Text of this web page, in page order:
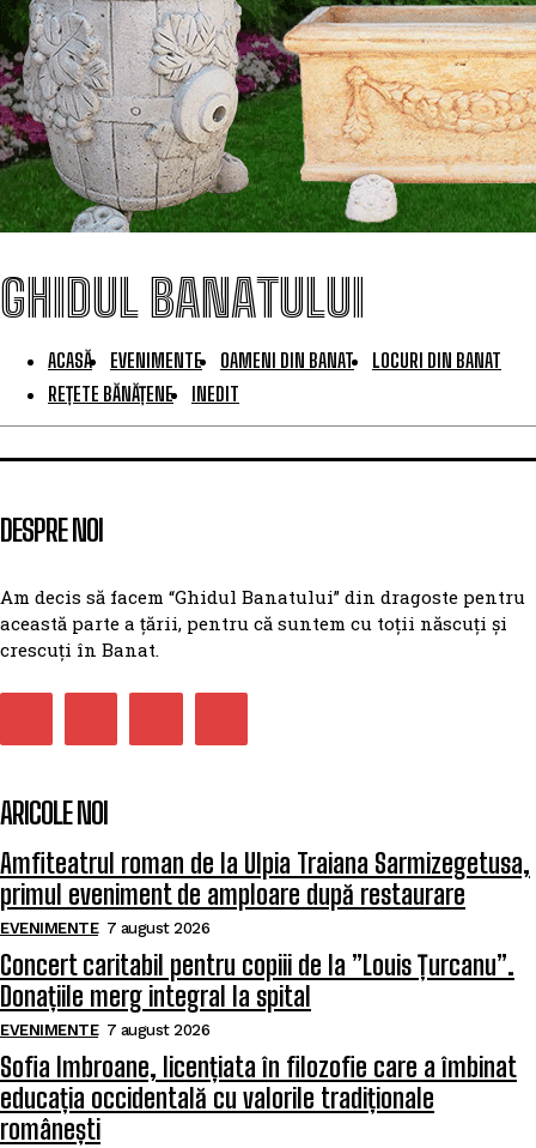
GHIDUL BANATULUI
ACASĂ EVENIMENTE OAMENI DIN BANAT
LOCURI DIN BANAT
REȚETE BĂNĂȚENE
INEDIT
DESPRE NOI
Am decis să facem “Ghidul Banatului” din dragoste pentru
această parte a țării, pentru că suntem cu toții născuți și
crescuți în Banat.
ARICOLE NOI
Amfiteatrul roman de la Ulpia Traiana Sarmizegetusa,
primul eveniment de amploare după restaurare
EVENIMENTE 7 august 2026
Concert caritabil pentru copiii de la ”Louis Țurcanu”.
Donațiile merg integral la spital
EVENIMENTE 7 august 2026
Sofia Imbroane, licențiata în filozofie care a îmbinat
educația occidentală cu valorile tradiționale
românești